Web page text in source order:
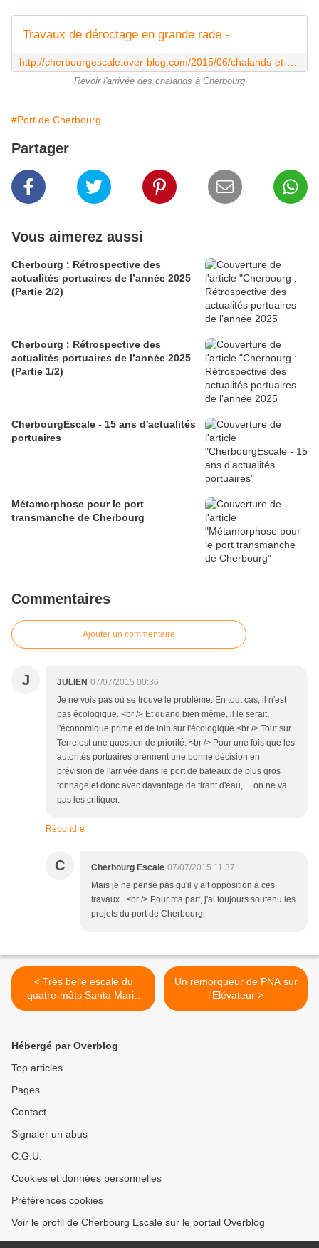
Travaux de déroctage en grande rade -
Revoir l'arrivée des chalands à Cherbourg
#Port de Cherbourg
Partager
Vous aimerez aussi
Cherbourg : Rétrospective des
actualités portuaires de l’année 2025
(Partie 2/2)
Cherbourg : Rétrospective des
actualités portuaires de l’année 2025
(Partie 1/2)
CherbourgEscale - 15 ans d'actualités
portuaires
Métamorphose pour le port
transmanche de Cherbourg
Commentaires
Ajouter un commentaire
J JULIEN 07/07/2015 00:36
Je ne vois pas où se trouve le problème. En tout cas, il n'est
pas écologique. <br /> Et quand bien même, il le serait,
l'économique prime et de loin sur l'écologique.<br /> Tout sur
Terre est une question de priorité. <br /> Pour une fois que les
autorités portuaires prennent une bonne décision en
prévision de l'arrivée dans le port de bateaux de plus gros
tonnage et donc avec davantage de tirant d'eau, ... on ne va
pas les critiquer.
Répondre
C Cherbourg Escale 07/07/2015 11:37
Mais je ne pense pas qu'il y ait opposition à ces
travaux...<br /> Pour ma part, j'ai toujours soutenu les
projets du port de Cherbourg.
< Très belle escale du
quatre-mâts Santa Maria
Manuela
Un remorqueur de PNA sur
l'Elévateur >
Hébergé par Overblog
Top articles
Pages
Contact
Signaler un abus
C.G.U.
Cookies et données personnelles
Préférences cookies
Voir le profil de Cherbourg Escale sur le portail Overblog